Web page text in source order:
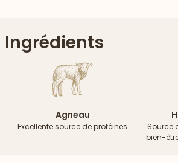
Ingrédients
Agneau
Excellente source de protéines
Source
bien-